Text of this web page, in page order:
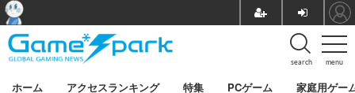
menu
search
ホーム アクセスランキング 特集 PCゲーム 家庭用ゲー